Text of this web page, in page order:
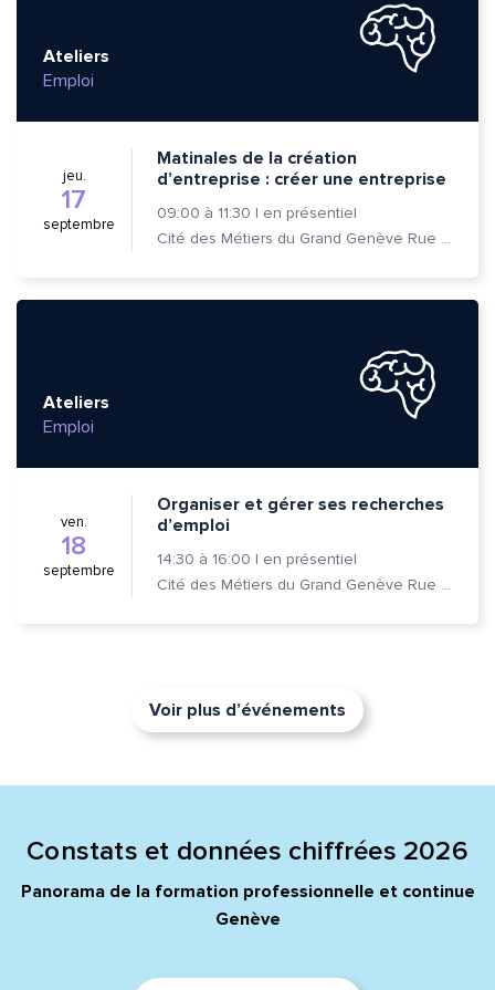
Ateliers
Emploi
jeu.
17
septembre
Matinales de la création
d’entreprise : créer une entreprise
09:00 à 11:30 | en présentiel
Cité des Métiers du Grand Genève Rue Prévost-Martin 6 1205 Genève
Ateliers
Emploi
ven.
18
septembre
Organiser et gérer ses recherches
d’emploi
14:30 à 16:00 | en présentiel
Cité des Métiers du Grand Genève Rue Prévost-Martin 6 1205 Genève
Voir plus d’événements
Constats et données chiffrées 2026
Panorama de la formation professionnelle et continue
Genève